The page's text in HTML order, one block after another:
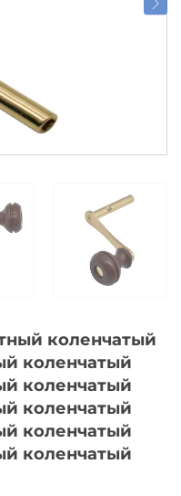
коленчатый
коленчатый
коленчатый
коленчатый
коленчатый
коленчатый